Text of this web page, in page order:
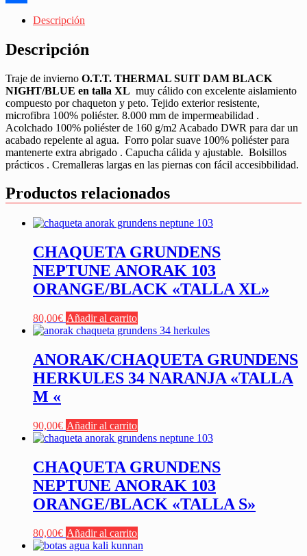
Descripción
Descripción
Traje de invierno O.T.T. THERMAL SUIT DAM BLACK
NIGHT/BLUE en talla XL muy cálido con excelente aislamiento
compuesto por chaqueton y peto. Tejido exterior resistente,
microfibra 100% poliéster. 8.000 mm de impermeabilidad .
Acolchado 100% poliéster de 160 g/m2 Acabado DWR para dar un
acabado repelente al agua. Forro polar suave 100% poliéster para
mantenerte extra abrigado . Capucha cálida y ajustable. Bolsillos
prácticos . Cremalleras largas en las piernas con fácil accesibbilidad.
Productos relacionados
CHAQUETA GRUNDENS
NEPTUNE ANORAK 103
ORANGE/BLACK «TALLA XL»
80,00€ Añadir al carrito
ANORAK/CHAQUETA GRUNDENS
HERKULES 34 NARANJA «TALLA
M «
90,00€ Añadir al carrito
CHAQUETA GRUNDENS
NEPTUNE ANORAK 103
ORANGE/BLACK «TALLA S»
80,00€ Añadir al carrito